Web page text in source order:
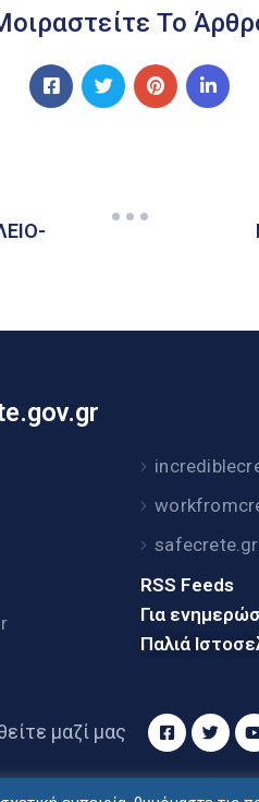
Το
safecrete.gr
RSS Feeds
Για
Παλιά
μαζί μας